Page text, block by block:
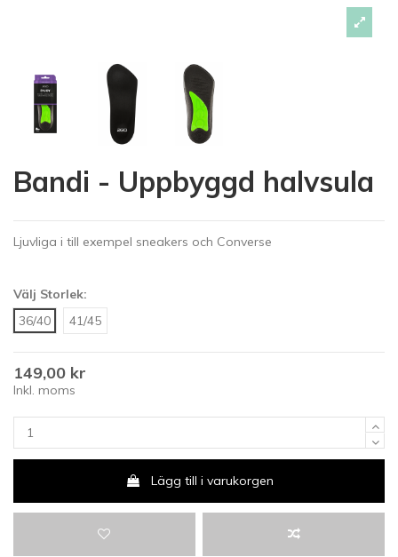
Bandi - Uppbyggd halvsula
Ljuvliga i till exempel sneakers och Converse
Välj Storlek:
36/40
41/45
149,00 kr
Inkl. moms
Lägg till i varukorgen